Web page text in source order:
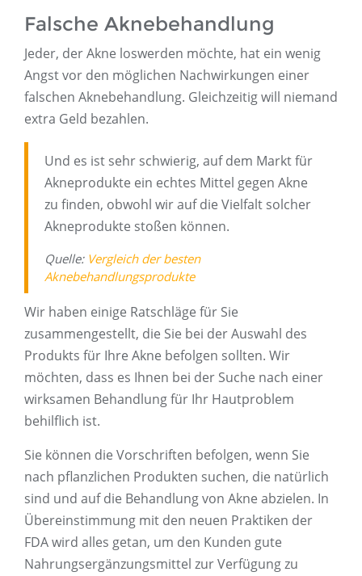
Falsche Aknebehandlung
Jeder, der Akne loswerden möchte, hat ein wenig
Angst vor den möglichen Nachwirkungen einer
falschen Aknebehandlung. Gleichzeitig will niemand
extra Geld bezahlen.
Und es ist sehr schwierig, auf dem Markt für
Akneprodukte ein echtes Mittel gegen Akne
zu finden, obwohl wir auf die Vielfalt solcher
Akneprodukte stoßen können.
Quelle: Vergleich der besten
Aknebehandlungsprodukte
Wir haben einige Ratschläge für Sie
zusammengestellt, die Sie bei der Auswahl des
Produkts für Ihre Akne befolgen sollten. Wir
möchten, dass es Ihnen bei der Suche nach einer
wirksamen Behandlung für Ihr Hautproblem
behilflich ist.
Sie können die Vorschriften befolgen, wenn Sie
nach pflanzlichen Produkten suchen, die natürlich
sind und auf die Behandlung von Akne abzielen. In
Übereinstimmung mit den neuen Praktiken der
FDA wird alles getan, um den Kunden gute
Nahrungsergänzungsmittel zur Verfügung zu